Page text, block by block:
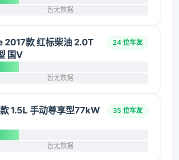
暂无数据
2017款 红标柴油 2.0T
国V
24 位车友
暂无数据
1.5L 手动尊享型77kW
35 位车友
暂无数据